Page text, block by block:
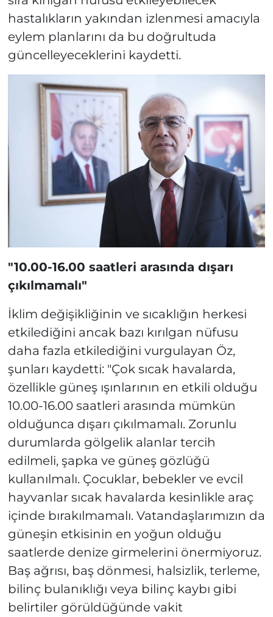
hastalıkların yakından izlenmesi amacıyla
eylem planlarını da bu doğrultuda
güncelleyeceklerini kaydetti.
"10.00-16.00 saatleri arasında dışarı
çıkılmamalı"
İklim değişikliğinin ve sıcaklığın herkesi
etkilediğini ancak bazı kırılgan nüfusu
daha fazla etkilediğini vurgulayan Öz,
şunları kaydetti: "Çok sıcak havalarda,
özellikle güneş ışınlarının en etkili olduğu
10.00-16.00 saatleri arasında mümkün
olduğunca dışarı çıkılmamalı. Zorunlu
durumlarda gölgelik alanlar tercih
edilmeli, şapka ve güneş gözlüğü
kullanılmalı. Çocuklar, bebekler ve evcil
hayvanlar sıcak havalarda kesinlikle araç
içinde bırakılmamalı. Vatandaşlarımızın da
güneşin etkisinin en yoğun olduğu
saatlerde denize girmelerini önermiyoruz.
Baş ağrısı, baş dönmesi, halsizlik, terleme,
bilinç bulanıklığı veya bilinç kaybı gibi
belirtiler görüldüğünde vakit